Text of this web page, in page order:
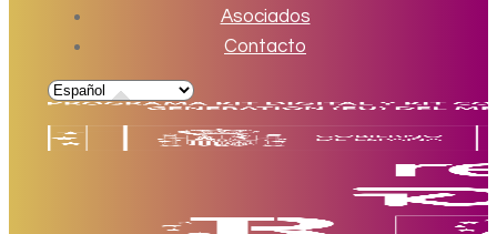
Asociados
Contacto